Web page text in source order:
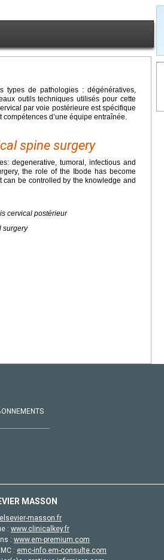
types de pathologies : dégénératives,
outils techniques utilisés pour cette
par voie postérieure est spécifique
d’une équipe entraînée.
spine surgery
degenerative, tumoral, infectious and
the role of the Ibode has become
be controlled by the knowledge and
cervical postérieur
surgery
MASSON
masson.fr
: www.clinicalkey.fr
: www.em-premium.com
: emc-info.em-consulte.com